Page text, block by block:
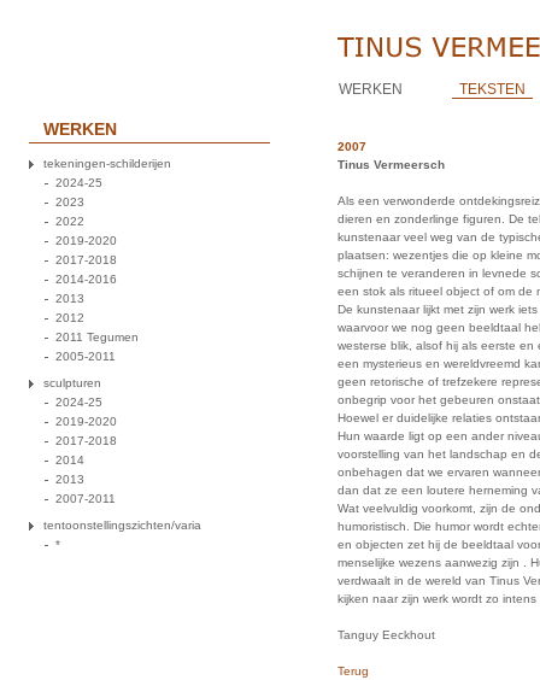
WERKEN TEKSTEN
WERKEN
tekeningen-schilderijen
2024-25
2023
2022
2019-2020
2017-2018
2014-2016
2013
2012
2011 Tegumen
2005-2011
sculpturen
2024-25
2019-2020
2017-2018
2014
2013
2007-2011
tentoonstellingszichten/varia
*
2007
Tinus Vermeersch
Als een verwonderde
dieren en zonderlinge figuren. De
kunstenaar veel weg van de
plaatsen: wezentjes die op kleine
schijnen te veranderen in levnede
een stok als ritueel object of om de
De kunstenaar lijkt met zijn werk
waarvoor we nog geen beeldtaal
westerse blik, alsof hij als eerste
een mysterieus en wereldvreemd
geen retorische of trefzekere
onbegrip voor het gebeuren
Hoewel er duidelijke relaties
Hun waarde ligt op een ander
voorstelling van het landschap en
onbehagen dat we ervaren
dan dat ze een loutere herneming
Wat veelvuldig voorkomt, zijn de
humoristisch. Die humor wordt
en objecten zet hij de beeldtaal
menselijke wezens aanwezig zijn .
verdwaalt in de wereld van Tinus
kijken naar zijn werk wordt zo
Tanguy Eeckhout
Terug